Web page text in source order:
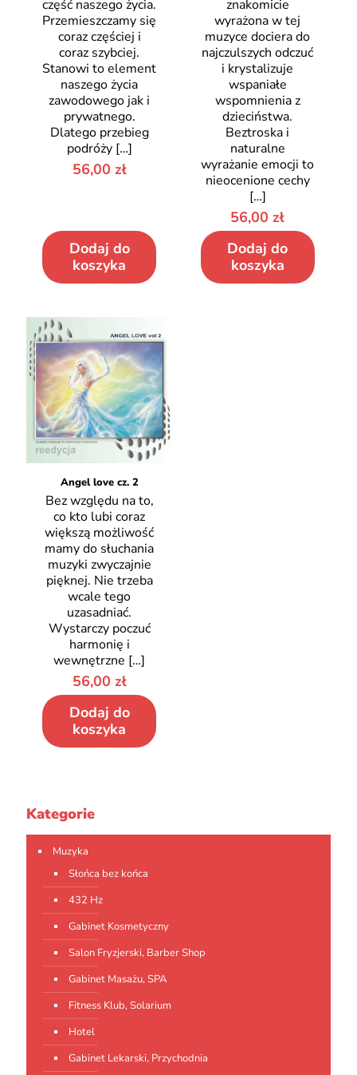
część naszego życia.
Przemieszczamy się
coraz częściej i
coraz szybciej.
Stanowi to element
naszego życia
zawodowego jak i
prywatnego.
Dlatego przebieg
podróży[…]
56,00 zł
Dodaj do
koszyka
znakomicie
wyrażona w tej
muzyce dociera do
najczulszych odczuć
i krystalizuje
wspaniałe
wspomnienia z
dzieciństwa.
Beztroska i
naturalne
wyrażanie emocji to
nieocenione cechy
[…]
56,00zł
Dodaj do
koszyka
Angel love cz. 2
Bez względu na to,
co kto lubi coraz
większą możliwość
mamy do słuchania
muzyki zwyczajnie
pięknej. Nie trzeba
wcale tego
uzasadniać.
Wystarczy poczuć
harmonię i
wewnętrzne […]
56,00 zł
Dodaj do
koszyka
Kategorie
Muzyka
Słońca bez końca
432 Hz
Gabinet Kosmetyczny
Salon Fryzjerski, Barber Shop
Gabinet Masażu, SPA
Fitness Klub, Solarium
Hotel
Gabinet Lekarski, Przychodnia